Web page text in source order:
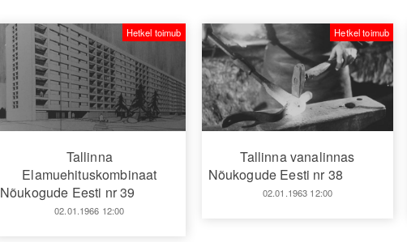
Tallinna
Elamuehituskombinaat
Nõukogude Eesti nr 39
02.01.1966 12:00
Hetkel toimub
Tallinna vanalinnas
Nõukogude Eesti nr 38
02.01.1963 12:00
Hetkel toimub